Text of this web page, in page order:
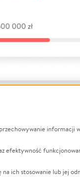
LGBTQ+
Powódź
informacji
efektywność
ich stosowanie lub jej